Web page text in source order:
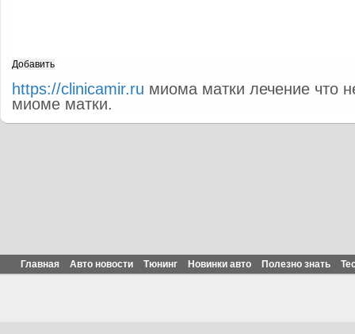
https://clinicamir.ru миома матки лечение что
миоме матки.
Главная Авто новости Тюнинг Новинки авто Полезно знать